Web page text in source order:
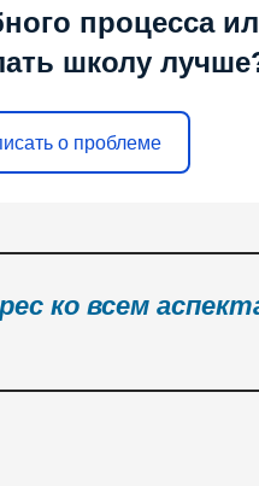
процесса
школу
о проблеме
ко всем